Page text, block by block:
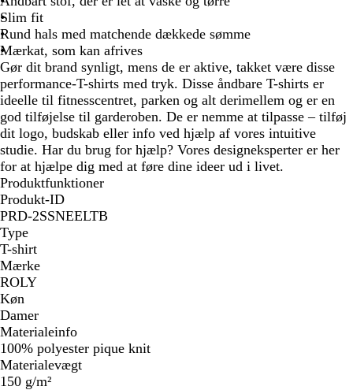
Slim fit
Rund hals med matchende dækkede sømme
Mærkat, som kan afrives
Gør dit brand synligt, mens de er aktive, takket være disse
performance-T-shirts med tryk. Disse åndbare T-shirts er
ideelle til fitnesscentret, parken og alt derimellem og er en
god tilføjelse til garderoben. De er nemme at tilpasse – tilføj
dit logo, budskab eller info ved hjælp af vores intuitive
studie. Har du brug for hjælp? Vores designeksperter er her
for at hjælpe dig med at føre dine ideer ud i livet.
Produktfunktioner
Produkt-ID
PRD-2SSNEELTB
Type
T-shirt
Mærke
ROLY
Køn
Damer
Materialeinfo
100% polyester pique knit
Materialevægt
150 g/m²